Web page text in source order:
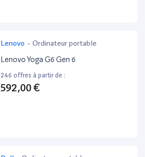
Lenovo - Ordinateur portable
Lenovo Yoga G6 Gen 6
246 offres à partir de :
592,00 €